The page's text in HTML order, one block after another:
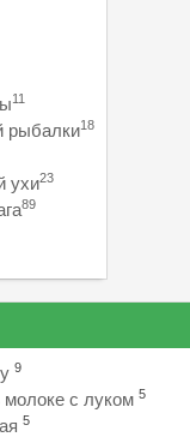
11
рыбалки18
ухи23
89
9
с луком 5
5